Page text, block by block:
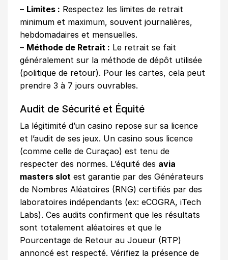
– Limites : Respectez les limites de retrait
minimum et maximum, souvent journalières,
hebdomadaires et mensuelles.
– Méthode de Retrait : Le retrait se fait
généralement sur la méthode de dépôt utilisée
(politique de retour). Pour les cartes, cela peut
prendre 3 à 7 jours ouvrables.
Audit de Sécurité et Équité
La légitimité d’un casino repose sur sa licence
et l’audit de ses jeux. Un casino sous licence
(comme celle de Curaçao) est tenu de
respecter des normes. L’équité des avia
masters slot est garantie par des Générateurs
de Nombres Aléatoires (RNG) certifiés par des
laboratoires indépendants (ex: eCOGRA, iTech
Labs). Ces audits confirment que les résultats
sont totalement aléatoires et que le
Pourcentage de Retour au Joueur (RTP)
annoncé est respecté. Vérifiez la présence de